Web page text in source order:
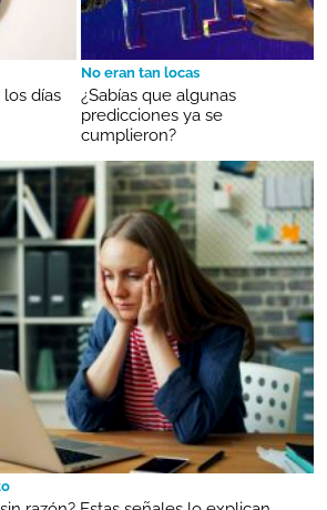
días
No eran tan locas
¿Sabías que algunas
predicciones ya se
cumplieron?